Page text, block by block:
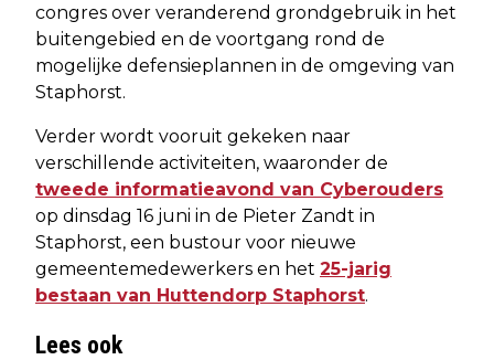
congres over veranderend grondgebruik in het
buitengebied en de voortgang rond de
mogelijke defensieplannen in de omgeving van
Staphorst.
Verder wordt vooruit gekeken naar
verschillende activiteiten, waaronder de
tweede informatieavond van Cyberouders
op dinsdag 16 juni in de Pieter Zandt in
Staphorst, een bustour voor nieuwe
gemeentemedewerkers en het 25-jarig
bestaan van Huttendorp Staphorst.
Lees ook